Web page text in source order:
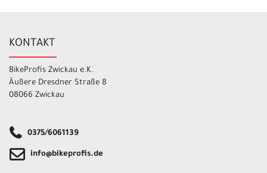
KONTAKT
BikeProfis Zwickau e.K.
Äußere Dresdner Straße 8
08066 Zwickau
0375/6061139
info@bikeprofis.de